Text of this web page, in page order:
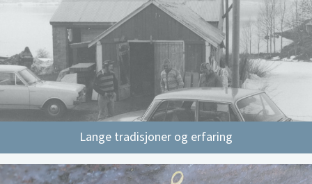
Lange tradisjoner og erfaring